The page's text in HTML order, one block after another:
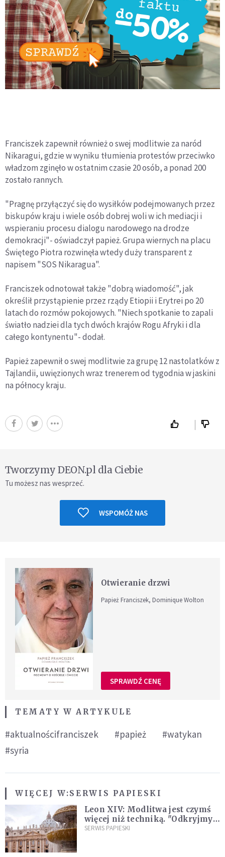
Franciszek zapewnił również o swej modlitwie za naród
Nikaragui, gdzie w wyniku tłumienia protestów przeciwko
władzom zginęło w ostatnim czasie 20 osób, a ponad 200
zostało rannych.
"Pragnę przyłączyć się do wysiłków podejmowanych przez
biskupów kraju i wiele osób dobrej woli w ich mediacji i
wspieraniu procesu dialogu narodowego na drodze
demokracji"- oświadczył papież. Grupa wiernych na placu
Świętego Piotra rozwinęła wtedy duży transparent z
napisem "SOS Nikaragua".
Franciszek odnotował także "dobrą wiadomość", jak
określił przystąpienie przez rządy Etiopii i Erytrei po 20
latach do rozmów pokojowych. "Niech spotkanie to zapali
światło nadziei dla tych dwóch krajów Rogu Afryki i dla
całego kontynentu"- dodał.
Papież zapewnił o swej modlitwie za grupę 12 nastolatków z
Tajlandii, uwięzionych wraz trenerem od tygodnia w jaskini
na północy kraju.
Tworzymy DEON.pl dla Ciebie
Tu możesz nas wesprzeć.
WSPOMÓŻ NAS
Otwieranie drzwi
Papież Franciszek, Dominique Wolton
SPRAWDŹ CENĘ
TEMATY W ARTYKULE
#aktualnościfranciszek #papież
#watykan
#syria
WIĘCEJ W:SERWIS PAPIESKI
Leon XIV: Modlitwa jest czymś
więcej niż techniką. "Odkryjmy
ją na nowo"
SERWIS PAPIESKI